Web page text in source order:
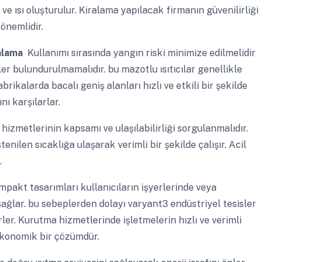
ısı oluşturulur. Kiralama yapılacak firmanın güvenilirliği
Kullanımı sırasında yangın riski minimize edilmelidir
bulundurulmamalıdır. bu mazotlu ısıtıcılar genellikle
bacalı geniş alanları hızlı ve etkili bir şekilde
karşılarlar.
kapsamı ve ulaşılabilirliği sorgulanmalıdır.
sıcaklığa ulaşarak verimli bir şekilde çalışır. Acil
tasarımları kullanıcıların işyerlerinde veya
bu sebeplerden dolayı varyant3 endüstriyel tesisler
Kurutma hizmetlerinde işletmelerin hızlı ve verimli
bir çözümdür.